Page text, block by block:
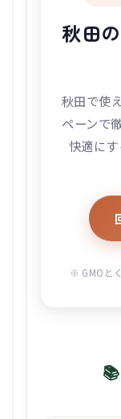
秋田
秋田で使
ペーンで
快適にす
※ GMOと